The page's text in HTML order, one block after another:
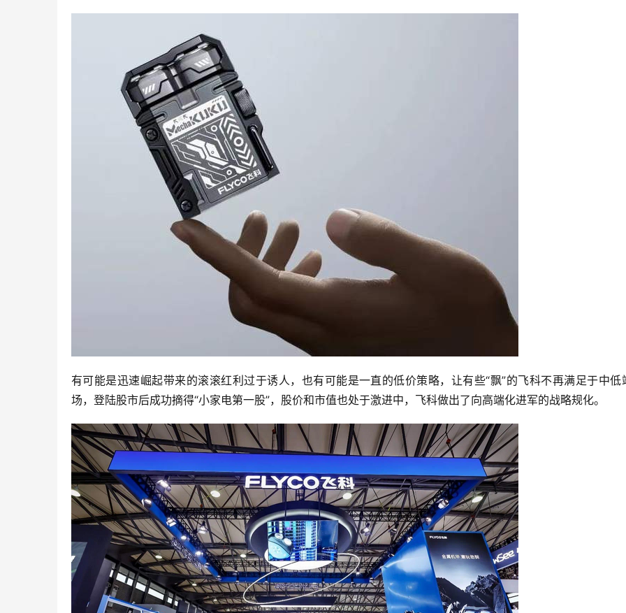
有可能是迅速崛起带来的滚滚红利过于诱人，也有可能是一直的低价策略，让有些“飘”的飞科不再满足于中低
场，登陆股市后成功摘得“小家电第一股”，股价和市值也处于激进中，飞科做出了向高端化进军的战略规化。